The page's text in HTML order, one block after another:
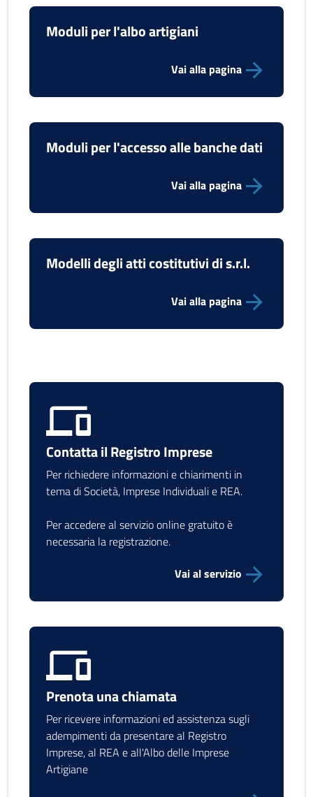
Moduli per l'albo artigiani
Vai alla pagina
Moduli per l'accesso alle banche dati
Vai alla pagina
Modelli degli atti costitutivi di s.r.l.
Vai alla pagina
Contatta il Registro Imprese
Per richiedere informazioni e chiarimenti in
tema di Società, Imprese Individuali e REA.
Per accedere al servizio online gratuito è
necessaria la registrazione.
Vai al servizio
Prenota una chiamata
Per ricevere informazioni ed assistenza sugli
adempimenti da presentare al Registro
Imprese, al REA e all'Albo delle Imprese
Artigiane